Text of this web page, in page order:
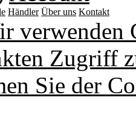
Händler Über uns Kontakt
verwenden
Zugriff
Sie der